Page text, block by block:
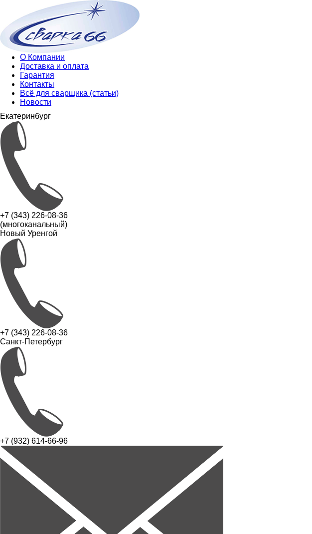
О Компании
Доставка и оплата
Гарантия
Контакты
Всё для сварщика (статьи)
Новости
Екатеринбург
+7 (343) 226-08-36
(многоканальный)
Новый Уренгой
+7 (343) 226-08-36
Санкт-Петербург
+7 (932) 614-66-96